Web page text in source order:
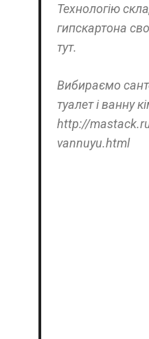
Технологію
гипскартона
тут.
Вибираємо
туалет і ванну
http://
vannuyu.html